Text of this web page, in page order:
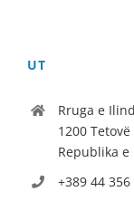
UT
Rruga e
1200 Tetovë
Republika
+389 44 356